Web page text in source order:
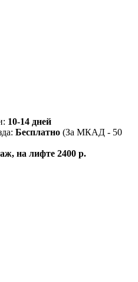
10-14 дней
Бесплатно (За МКАД - 50
на лифте 2400 р.